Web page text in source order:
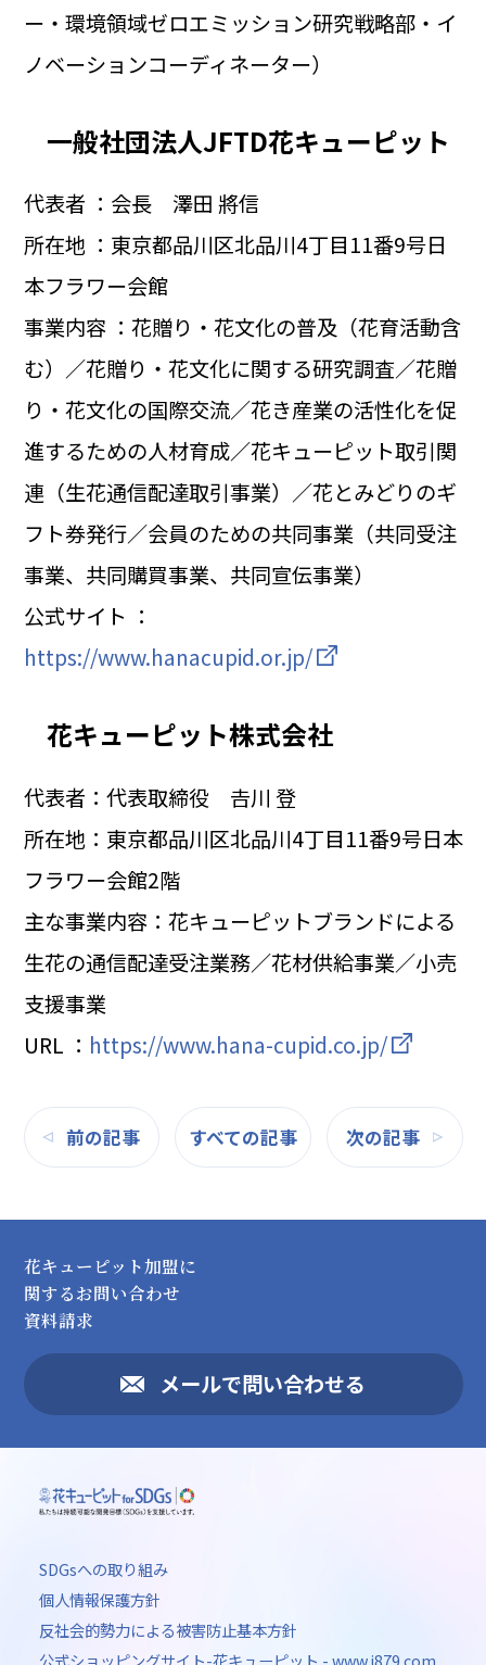
ー・環境領域ゼロエミッション研究戦略部・イ
ノベーションコーディネーター）
一般社団法人JFTD花キューピット
代表者 ：会長 澤田 將信
所在地 ：東京都品川区北品川4丁目11番9号日
本フラワー会館
事業内容 ：花贈り・花文化の普及（花育活動含
む）／花贈り・花文化に関する研究調査／花贈
り・花文化の国際交流／花き産業の活性化を促
進するための人材育成／花キューピット取引関
連（生花通信配達取引事業）／花とみどりのギ
フト券発行／会員のための共同事業（共同受注
事業、共同購買事業、共同宣伝事業）
公式サイト ：
https://www.hanacupid.or.jp/
花キューピット株式会社
代表者：代表取締役 𠮷川 登
所在地：東京都品川区北品川4丁目11番9号日本
フラワー会館2階
主な事業内容：花キューピットブランドによる
生花の通信配達受注業務／花材供給事業／小売
支援事業
URL ： https://www.hana-cupid.co.jp/
前の記事 すべての記事 次の記事
花キューピット加盟に
関するお問い合わせ
資料請求
メールで問い合わせる
SDGsへの取り組み
個人情報保護方針
反社会的勢力による被害防止基本方針
公式ショッピングサイト-花キューピット - www.i879.com